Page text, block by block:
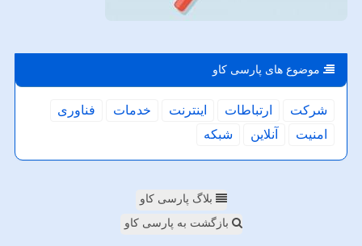
موضوع های پارسی كاو
شركت ارتباطات اینترنت خدمات
فناوری
امنیت
آنلاین شبكه
بلاگ پارسی کاو
بازگشت به پارسی کاو